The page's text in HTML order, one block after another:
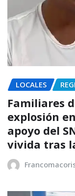
LOCALES
Familiares
explosión
apoyo del
vivida tras